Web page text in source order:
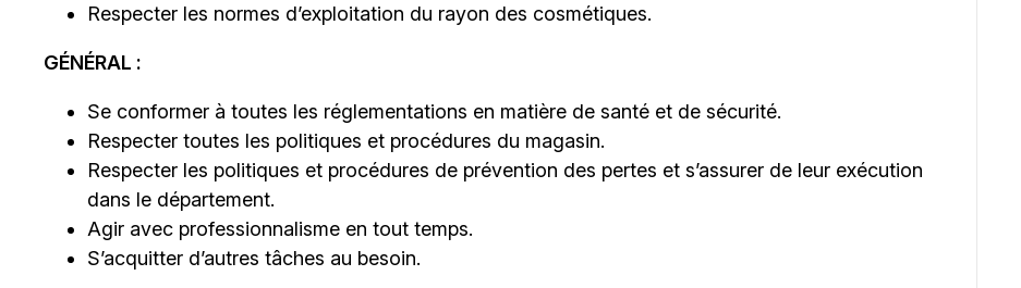
Respecter les normes d’exploitation du rayon des cosmétiques.
GÉNÉRAL :
Se conformer à toutes les réglementations en matière de santé et de sécurité.
Respecter toutes les politiques et procédures du magasin.
Respecter les politiques et procédures de prévention des pertes et s’assurer de leur exécution
dans le département.
Agir avec professionnalisme en tout temps.
S’acquitter d’autres tâches au besoin.